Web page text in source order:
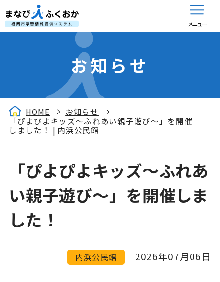
メニュー
お知らせ
HOME
お知らせ
「ぴよぴよキッズ～ふれあい親子遊び～」を開催
しました！ | 内浜公民館
「ぴよぴよキッズ～ふれあ
い親子遊び～」を開催しま
した！
内浜公民館 2026年07月06日